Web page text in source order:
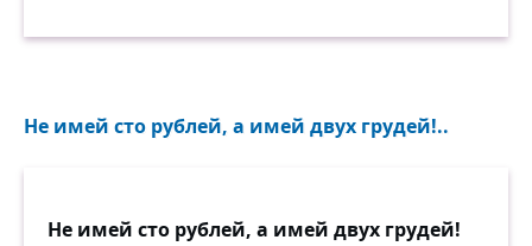
Не имей сто рублей, а имей двух грудей!..
Не имей сто рублей, а имей двух грудей!